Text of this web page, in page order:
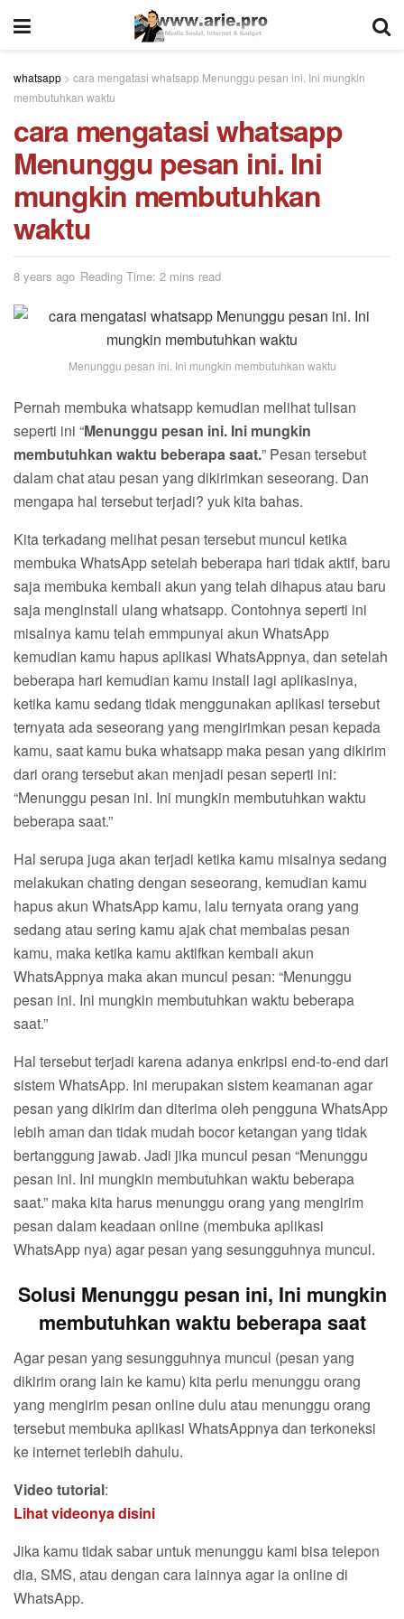
whatsapp > cara mengatasi whatsapp Menunggu pesan ini. Ini mungkin
membutuhkan waktu
cara mengatasi whatsapp
Menunggu pesan ini. Ini
mungkin membutuhkan
waktu
8 years ago Reading Time: 2 mins read
Menunggu pesan ini. Ini mungkin membutuhkan waktu
Pernah membuka whatsapp kemudian melihat tulisan
seperti ini “Menunggu pesan ini. Ini mungkin
membutuhkan waktu beberapa saat.” Pesan tersebut
dalam chat atau pesan yang dikirimkan seseorang. Dan
mengapa hal tersebut terjadi? yuk kita bahas.
Kita terkadang melihat pesan tersebut muncul ketika
membuka WhatsApp setelah beberapa hari tidak aktif, baru
saja membuka kembali akun yang telah dihapus atau baru
saja menginstall ulang whatsapp. Contohnya seperti ini
misalnya kamu telah emmpunyai akun WhatsApp
kemudian kamu hapus aplikasi WhatsAppnya, dan setelah
beberapa hari kemudian kamu install lagi aplikasinya,
ketika kamu sedang tidak menggunakan aplikasi tersebut
ternyata ada seseorang yang mengirimkan pesan kepada
kamu, saat kamu buka whatsapp maka pesan yang dikirim
dari orang tersebut akan menjadi pesan seperti ini:
“Menunggu pesan ini. Ini mungkin membutuhkan waktu
beberapa saat.”
Hal serupa juga akan terjadi ketika kamu misalnya sedang
melakukan chating dengan seseorang, kemudian kamu
hapus akun WhatsApp kamu, lalu ternyata orang yang
sedang atau sering kamu ajak chat membalas pesan
kamu, maka ketika kamu aktifkan kembali akun
WhatsAppnya maka akan muncul pesan: “Menunggu
pesan ini. Ini mungkin membutuhkan waktu beberapa
saat.”
Hal tersebut terjadi karena adanya enkripsi end-to-end dari
sistem WhatsApp. Ini merupakan sistem keamanan agar
pesan yang dikirim dan diterima oleh pengguna WhatsApp
lebih aman dan tidak mudah bocor ketangan yang tidak
bertanggung jawab. Jadi jika muncul pesan “Menunggu
pesan ini. Ini mungkin membutuhkan waktu beberapa
saat.” maka kita harus menunggu orang yang mengirim
pesan dalam keadaan online (membuka aplikasi
WhatsApp nya) agar pesan yang sesungguhnya muncul.
Solusi Menunggu pesan ini, Ini mungkin
membutuhkan waktu beberapa saat
Agar pesan yang sesungguhnya muncul (pesan yang
dikirim orang lain ke kamu) kita perlu menunggu orang
yang mengirim pesan online dulu atau menunggu orang
tersebut membuka aplikasi WhatsAppnya dan terkoneksi
ke internet terlebih dahulu.
Video tutorial:
Lihat videonya disini
Jika kamu tidak sabar untuk menunggu kami bisa telepon
dia, SMS, atau dengan cara lainnya agar ia online di
WhatsApp.